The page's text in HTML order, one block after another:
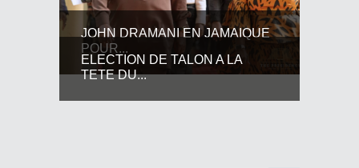
JOHN DRAMANI EN JAMAIQUE
POUR...
ELECTION DE TALON A LA
TETE DU...